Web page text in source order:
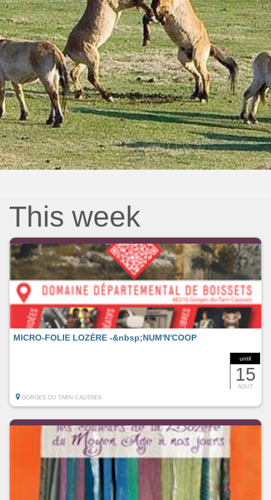
This week
until
15
AOUT
MICRO-FOLIE LOZÈRE -&nbsp;NUM'N'COOP
GORGES DU TARN CAUSSES